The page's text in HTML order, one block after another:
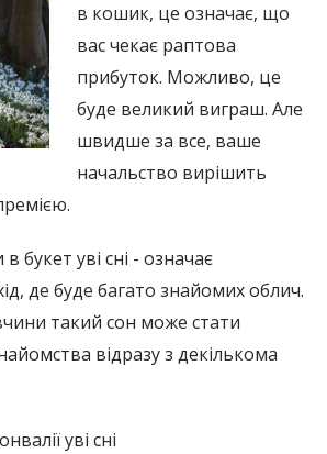
в кошик, це означає, що
вас чекає раптова
прибуток. Можливо, це
буде великий виграш. Але
швидше за все, ваше
начальство вирішить
букет уві сні - означає
де буде багато знайомих облич.
такий сон може стати
відразу з декількома
уві сні